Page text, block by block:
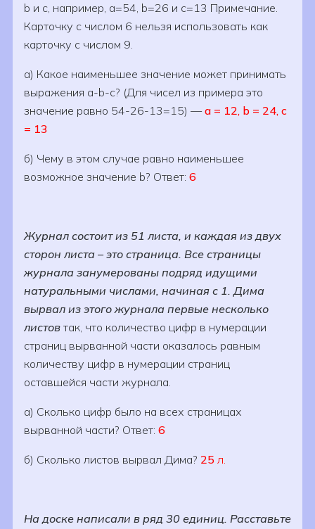
b и c, например, a=54, b=26 и c=13 Примечание.
Карточку с числом 6 нельзя использовать как
карточку с числом 9.
а) Какое наименьшее значение может принимать
выражения a-b-c? (Для чисел из примера это
значение равно 54-26-13=15) —а = 12, b = 24, c
= 13
б) Чему в этом случае равно наименьшее
возможное значение b? Ответ: 6
Журнал состоит из 51 листа, и каждая из двух
сторон листа – это страница. Все страницы
журнала занумерованы подряд идущими
натуральными числами, начиная с 1. Дима
вырвал из этого журнала первые несколько
листов так, что количество цифр в нумерации
страниц вырванной части оказалось равным
количеству цифр в нумерации страниц
оставшейся части журнала.
а) Сколько цифр было на всех страницах
вырванной части? Ответ: 6
б) Сколько листов вырвал Дима? 25 л.
На доске написали в ряд 30 единиц. Расставьте